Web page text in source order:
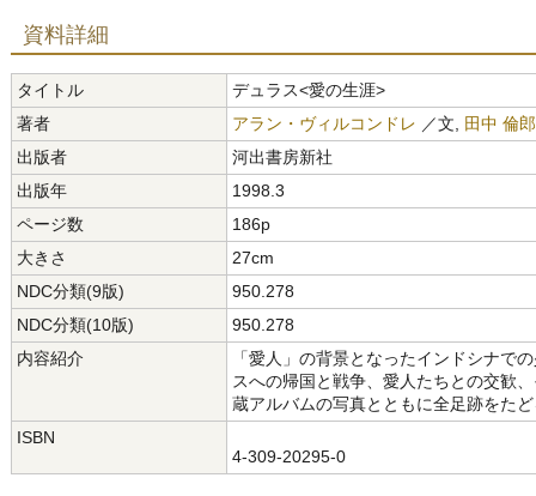
資料詳細
タイトル
デュラス<愛の生涯>
著者
アラン・ヴィルコンドレ ／文,
田中 倫郎
出版者
河出書房新社
出版年
1998.3
ページ数
186p
大きさ
27cm
NDC分類(9版)
950.278
NDC分類(10版)
950.278
内容紹介
「愛人」の背景となったインドシナで
スへの帰国と戦争、愛人たちとの交歓
蔵アルバムの写真とともに全足跡をた
ISBN
4-309-20295-0